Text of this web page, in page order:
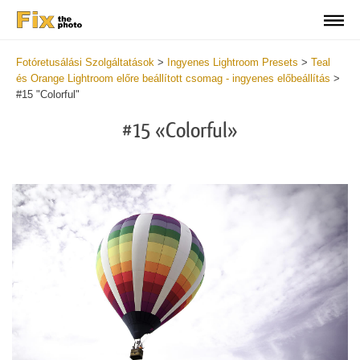
Fotóretusálási Szolgáltatások > Ingyenes Lightroom Presets > Teal
és Orange Lightroom előre beállított csomag - ingyenes előbeállítás >
#15 "Colorful"
#15 «Colorful»